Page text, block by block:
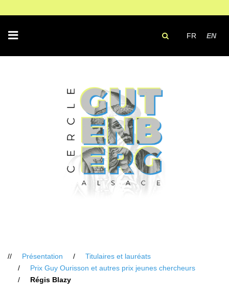
FR EN
Présentation
Titulaires et lauréats
Prix Guy Ourisson et autres prix jeunes chercheurs
Régis Blazy